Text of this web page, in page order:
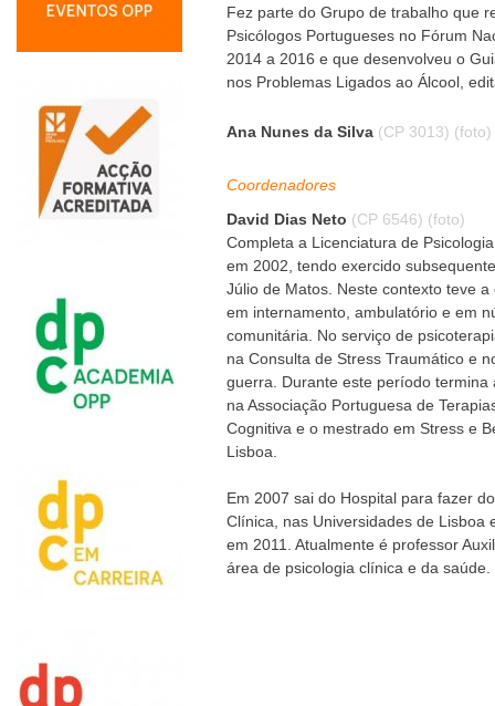
Fez parte do Grupo de trabalho que
Psicólogos Portugueses no Fórum
2014 a 2016 e que desenvolveu o
nos Problemas Ligados ao Álcool,
Ana Nunes da Silva (CP 3013) (foto)
Coordenadores
David Dias Neto (CP 6546) (foto)
Completa a Licenciatura de
em 2002, tendo exercido
Júlio de Matos. Neste contexto teve
em internamento, ambulatório e em
comunitária. No serviço de
na Consulta de Stress Traumático e
guerra. Durante este período termina
na Associação Portuguesa de
Cognitiva e o mestrado em Stress e
Lisboa.
Em 2007 sai do Hospital para fazer
Clínica, nas Universidades de Lisboa
em 2011. Atualmente é professor
área de psicologia clínica e da saúde.